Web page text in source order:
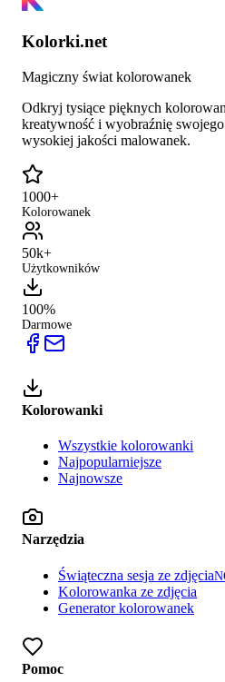
Kolorki.net
Magiczny świat kolorowanek
Odkryj tysiące pięknych
kreatywność i wyobraźnię
wysokiej jakości malowanek.
1000+
Kolorowanek
50k+
Użytkowników
100%
Darmowe
Kolorowanki
Wszystkie kolorowanki
Najpopularniejsze
Najnowsze
Narzędzia
Świąteczna sesja ze zdjęcia
Kolorowanka ze zdjęcia
Generator kolorowanek
Pomoc